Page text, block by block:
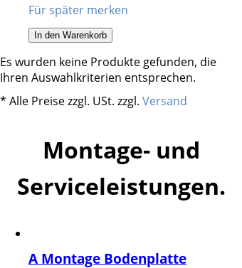
Für später merken
In den Warenkorb
Es wurden keine Produkte gefunden, die
Ihren Auswahlkriterien entsprechen.
* Alle Preise zzgl. USt. zzgl. Versand
Montage- und
Serviceleistungen.
A Montage Bodenplatte